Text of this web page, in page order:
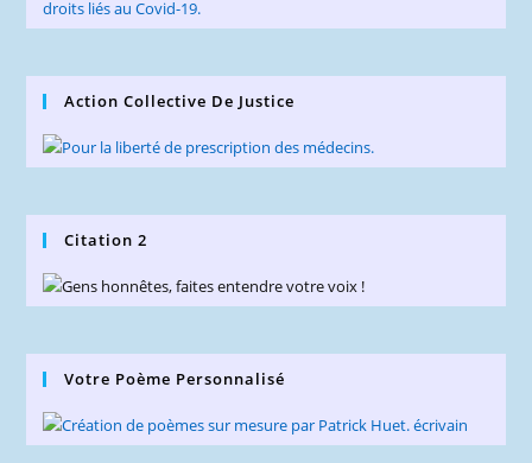
Action Collective De Justice
Citation 2
Votre Poème Personnalisé